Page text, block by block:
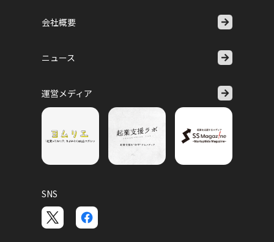
会社概要
ニュース
運営メディア
SNS